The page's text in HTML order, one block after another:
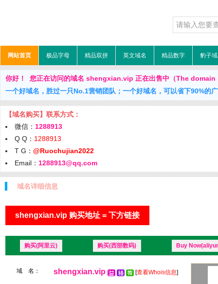
网站首页 极品字母 精品双拼 英文域名 精品数字 豹子
你好！ 您正在访问的域名 shengxian.vip 正在出售中（The
一个好域名，胜过一只No.1营销团队；一个好域名，可以省下90%的
【域名购买】联系方式：
微信： 1288913
Q Q： 1288913
T G： @Ruochujian2022
Email： 1288913@qq.com
域名详细信息
shengxian.vip 购买地址 = 下方链接
购买(阿里云) 购买(西部数码) Buy
域 名： shengxian.vip [查看Whois信息]